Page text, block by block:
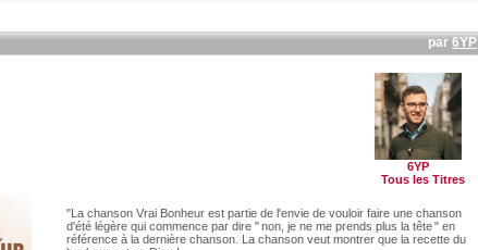
par 6YP
6YP
Tous les Titres
"La chanson Vrai Bonheur est partie de l'envie de vouloir faire une chanson
d'été légère qui commence par dire " non, je ne me prends plus la tête " en
référence à la dernière chanson. La chanson veut montrer que la recette du